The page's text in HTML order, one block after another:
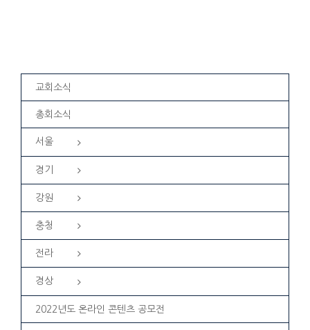
교회소식
총회소식
서울
경기
강원
충청
전라
경상
2022년도 온라인 콘텐츠 공모전